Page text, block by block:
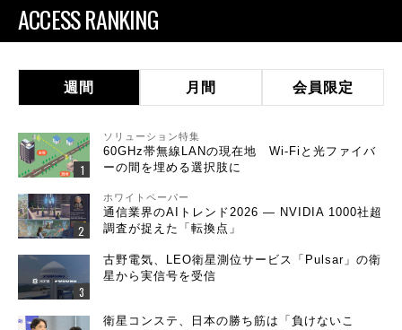
ACCESS RANKING
週間 月間 会員限定
ソリューション特集
60GHz帯無線LANの現在地 Wi-Fiと光ファイバ
ーの間を埋める選択肢に
ホワイトペーパー
通信業界のAIトレンド2026 ― NVIDIA 1000社超
調査が捉えた「転換点」
古野電気、LEO衛星測位サービス「Pulsar」の衛
星から実信号を受信
衛星コンステ、日本の勝ち筋は「負けないこ